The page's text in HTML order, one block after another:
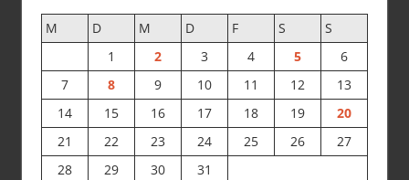
M D M D F S
S
1
2 3 4 5
6
7
8 9 10 11 12
13
14
15 16 17 18 19
20
21
22 23 24 25 26
27
28
29 30
31